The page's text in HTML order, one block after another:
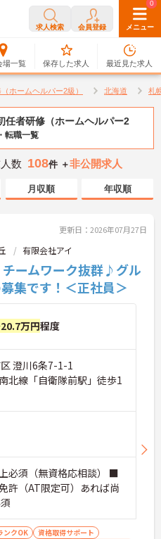
求人検索 会員登録 メニュー
場一覧
0
保存した求人
0
最近見た求人
ホームヘルパー2級） 北海道 札
任者研修（ホームヘルパー2
転職一覧
数 108件 ＋非公開求人
月収順 年収順
更新日：2026年07月27日
有限会社アイ
チームワーク抜群♪グル
集です！＜正社員＞
万円程度
澄川6条7-1-1
北線「自衛隊前駅」徒歩1
必須（無資格応相談） ■
許（AT限定可）あれば尚
ンクOK
資格取得サポート